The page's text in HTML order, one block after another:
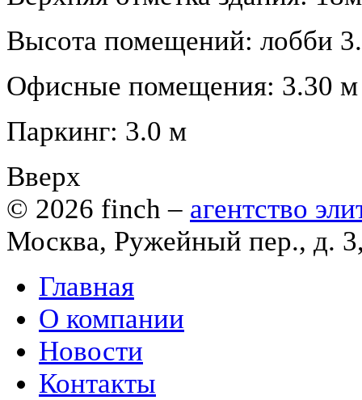
Высота помещений: лобби
Офисные помещения: 3.30 м
Паркинг: 3.0 м
Вверх
© 2026 finch – агентство
Москва, Ружейный пер., д.
Главная
О компании
Новости
Контакты